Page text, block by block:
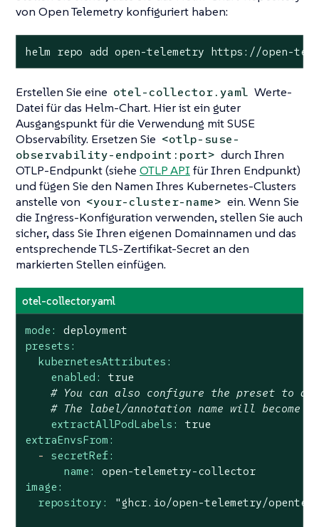
von Open Telemetry konfiguriert haben:
helm repo add open-telemetry https://open-
Erstellen Sie eine otel-collector.yaml Werte-
Datei für das Helm-Chart. Hier ist ein guter
Ausgangspunkt für die Verwendung mit SUSE
Observability. Ersetzen Sie <otlp-suse-
observability-endpoint:port> durch Ihren
OTLP-Endpunkt (siehe OTLP APIfür Ihren Endpunkt)
und fügen Sie den Namen Ihres Kubernetes-Clusters
anstelle von <your-cluster-name> ein. Wenn Sie
die Ingress-Konfiguration verwenden, stellen Sie auch
sicher, dass Sie Ihren eigenen Domainnamen und das
entsprechende TLS-Zertifikat-Secret an den
markierten Stellen einfügen.
otel-collector.yaml
mode:
deployment
presets:
kubernetesAttributes:
enabled:
true
# You can also configure the preset to
# The label/annotation name will become
extractAllPodLabels:
true
extraEnvsFrom:
-
secretRef:
name:
open-telemetry-collector
image:
repository:
"ghcr.io/open-telemetry/